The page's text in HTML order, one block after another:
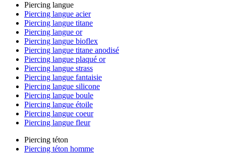
Piercing langue
Piercing langue acier
Piercing langue titane
Piercing langue or
Piercing langue bioflex
Piercing langue titane anodisé
Piercing langue plaqué or
Piercing langue strass
Piercing langue fantaisie
Piercing langue silicone
Piercing langue boule
Piercing langue étoile
Piercing langue coeur
Piercing langue fleur
Piercing téton
Piercing téton homme